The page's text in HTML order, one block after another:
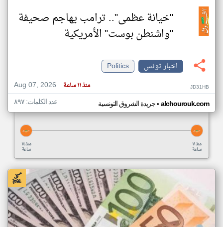
"خيانة عظمى".. ترامب يهاجم صحيفة
"واشنطن بوست" الأمريكية
اخبار تونس
Politics
Aug 07, 2026
منذ ١١ ساعة JD31HB
جريدة الشروق التونسية• alchourouk.com عدد الكلمات: ٨٩٧
منذ ١٤
ساعة
منذ ١١
ساعة